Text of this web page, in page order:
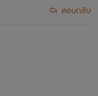
ตอบกลับ